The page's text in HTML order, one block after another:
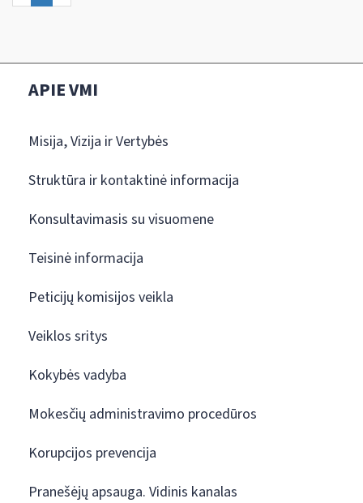
APIE VMI
Misija, Vizija ir Vertybės
Struktūra ir kontaktinė informacija
Konsultavimasis su visuomene
Teisinė informacija
Peticijų komisijos veikla
Veiklos sritys
Kokybės vadyba
Mokesčių administravimo procedūros
Korupcijos prevencija
Pranešėjų apsauga. Vidinis kanalas